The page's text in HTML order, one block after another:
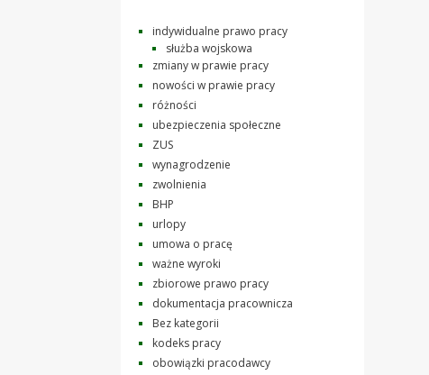
indywidualne prawo pracy
służba wojskowa
zmiany w prawie pracy
nowości w prawie pracy
różności
ubezpieczenia społeczne
ZUS
wynagrodzenie
zwolnienia
BHP
urlopy
umowa o pracę
ważne wyroki
zbiorowe prawo pracy
dokumentacja pracownicza
Bez kategorii
kodeks pracy
obowiązki pracodawcy